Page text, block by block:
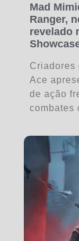
Mad
Ranger,
revelado
Criadores
Ace
de ação
combates